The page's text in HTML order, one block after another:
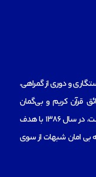
و دوری از گمراهی،
قرآن کریم و بی‌گمان
معارف اعتقادی سرلوحه آموزه‌های ائمه معصومان است، در سال 1386 با هدف
بی امان شبهات از سوی